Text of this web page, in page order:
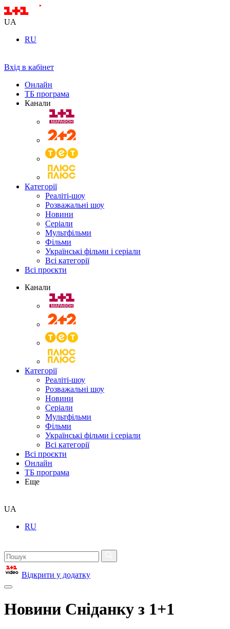
UA
RU
Вхід в кабінет
Онлайн
ТБ програма
Канали
Категорії
Реаліті-шоу
Розважальні шоу
Новини
Серіали
Мультфільми
Фільми
Українські фільми і серіали
Всі категорії
Всі проєкти
Канали
Категорії
Реаліті-шоу
Розважальні шоу
Новини
Серіали
Мультфільми
Фільми
Українські фільми і серіали
Всі категорії
Всі проєкти
Онлайн
ТБ програма
Еще
UA
RU
Відкрити у додатку
Новини Сніданку з 1+1